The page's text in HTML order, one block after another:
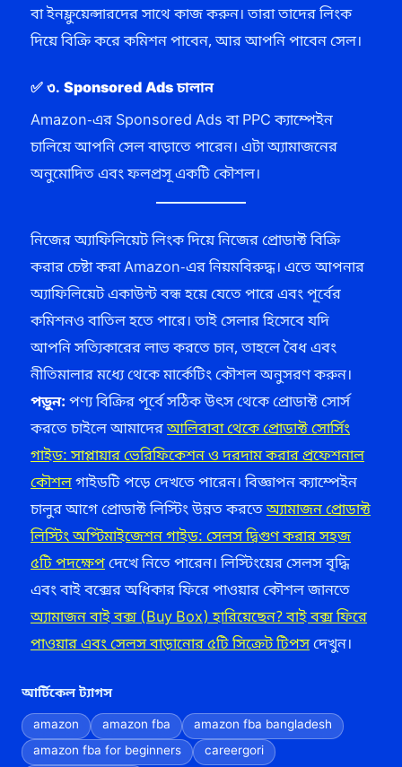
বা ইনফ্লুয়েন্সারদের সাথে কাজ করুন। তারা তাদের লিংক
দিয়ে বিক্রি করে কমিশন পাবেন, আর আপনি পাবেন সেল।
✅ ৩. Sponsored Ads চালান
Amazon-এর Sponsored Ads বা PPC ক্যাম্পেইন
চালিয়ে আপনি সেল বাড়াতে পারেন। এটা অ্যামাজনের
অনুমোদিত এবং ফলপ্রসূ একটি কৌশল।
নিজের অ্যাফিলিয়েট লিংক দিয়ে নিজের প্রোডাক্ট বিক্রি
করার চেষ্টা করা Amazon-এর নিয়মবিরুদ্ধ। এতে আপনার
অ্যাফিলিয়েট একাউন্ট বন্ধ হয়ে যেতে পারে এবং পূর্বের
কমিশনও বাতিল হতে পারে। তাই সেলার হিসেবে যদি
আপনি সত্যিকারের লাভ করতে চান, তাহলে বৈধ এবং
নীতিমালার মধ্যে থেকে মার্কেটিং কৌশল অনুসরণ করুন।
পড়ুন: পণ্য বিক্রির পূর্বে সঠিক উৎস থেকে প্রোডাক্ট সোর্স
করতে চাইলে আমাদেরআলিবাবা থেকে প্রোডাক্ট সোর্সিং
গাইড: সাপ্লায়ার ভেরিফিকেশন ও দরদাম করার প্রফেশনাল
কৌশলগাইডটি পড়ে দেখতে পারেন। বিজ্ঞাপন ক্যাম্পেইন
চালুর আগে প্রোডাক্ট লিস্টিং উন্নত করতেঅ্যামাজন প্রোডাক্ট
লিস্টিং অপ্টিমাইজেশন গাইড: সেলস দ্বিগুণ করার সহজ
৫টি পদক্ষেপদেখে নিতে পারেন। লিস্টিংয়ের সেলস বৃদ্ধি
এবং বাই বক্সের অধিকার ফিরে পাওয়ার কৌশল জানতে
অ্যামাজন বাই বক্স (Buy Box) হারিয়েছেন? বাই বক্স ফিরে
পাওয়ার এবং সেলস বাড়ানোর ৫টি সিক্রেট টিপসদেখুন।
আর্টিকেল ট্যাগস
amazon amazon fba
amazon fba bangladesh
amazon fba for beginners
careergori